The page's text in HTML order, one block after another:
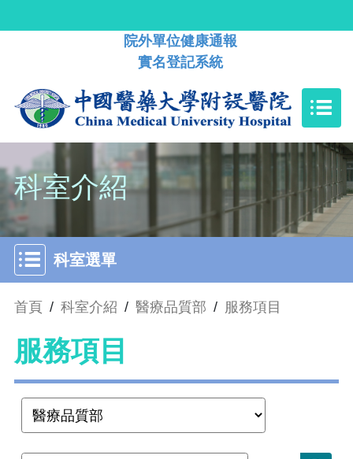
院外單位健康通報
實名登記系統
科室介紹
科室選單
首頁 / 科室介紹 / 醫療品質部 / 服務項目
服務項目